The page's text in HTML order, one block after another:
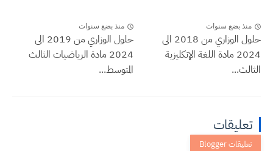
منذ بضع سنوات
حلول الوزاري من 2018 الى
2024 مادة اللغة الإنكليزية
الثالث...
منذ بضع سنوات
حلول الوزاري من 2019 الى
2024 مادة الرياضيات الثالث
المتوسط...
تعليقات